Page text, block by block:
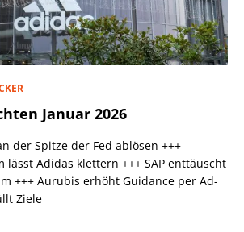
Januar 2026
der Spitze der Fed ablösen +++
lässt Adidas klettern +++ SAP enttäuscht
+++ Aurubis erhöht Guidance per Ad-
Ziele